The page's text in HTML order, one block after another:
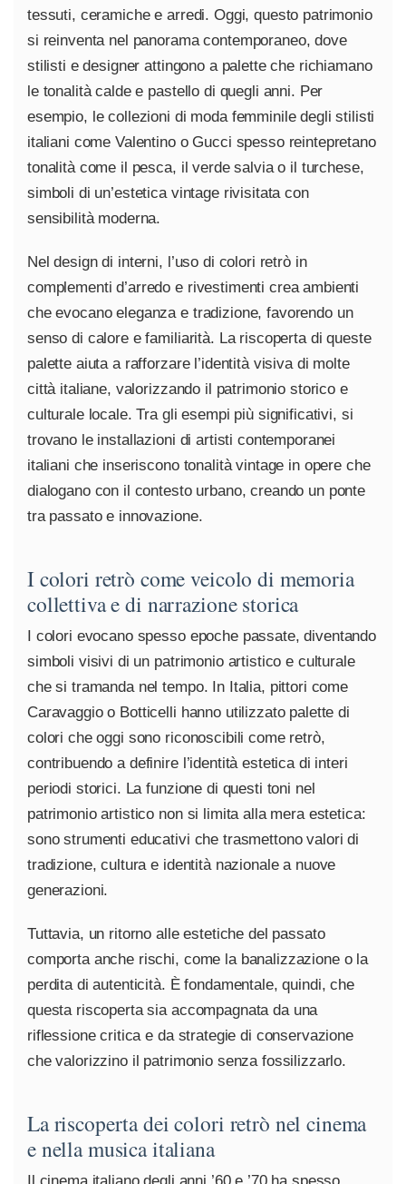
tessuti, ceramiche e arredi. Oggi, questo patrimonio
si reinventa nel panorama contemporaneo, dove
stilisti e designer attingono a palette che richiamano
le tonalità calde e pastello di quegli anni. Per
esempio, le collezioni di moda femminile degli stilisti
italiani come Valentino o Gucci spesso reintepretano
tonalità come il pesca, il verde salvia o il turchese,
simboli di un’estetica vintage rivisitata con
sensibilità moderna.
Nel design di interni, l’uso di colori retrò in
complementi d’arredo e rivestimenti crea ambienti
che evocano eleganza e tradizione, favorendo un
senso di calore e familiarità. La riscoperta di queste
palette aiuta a rafforzare l’identità visiva di molte
città italiane, valorizzando il patrimonio storico e
culturale locale. Tra gli esempi più significativi, si
trovano le installazioni di artisti contemporanei
italiani che inseriscono tonalità vintage in opere che
dialogano con il contesto urbano, creando un ponte
tra passato e innovazione.
I colori retrò come veicolo di memoria
collettiva e di narrazione storica
I colori evocano spesso epoche passate, diventando
simboli visivi di un patrimonio artistico e culturale
che si tramanda nel tempo. In Italia, pittori come
Caravaggio o Botticelli hanno utilizzato palette di
colori che oggi sono riconoscibili come retrò,
contribuendo a definire l’identità estetica di interi
periodi storici. La funzione di questi toni nel
patrimonio artistico non si limita alla mera estetica:
sono strumenti educativi che trasmettono valori di
tradizione, cultura e identità nazionale a nuove
generazioni.
Tuttavia, un ritorno alle estetiche del passato
comporta anche rischi, come la banalizzazione o la
perdita di autenticità. È fondamentale, quindi, che
questa riscoperta sia accompagnata da una
riflessione critica e da strategie di conservazione
che valorizzino il patrimonio senza fossilizzarlo.
La riscoperta dei colori retrò nel cinema
e nella musica italiana